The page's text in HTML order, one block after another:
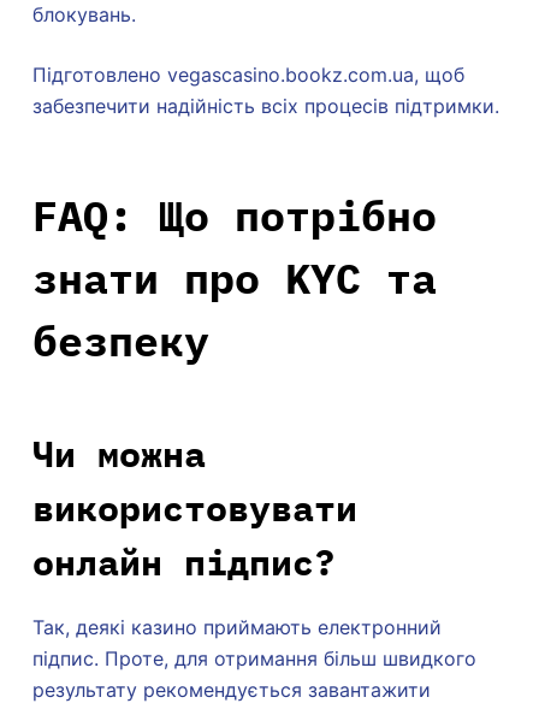
блокувань.
Підготовлено vegascasino.bookz.com.ua, щоб
забезпечити надійність всіх процесів підтримки.
FAQ: Що потрібно
знати про KYC та
безпеку
Чи можна
використовувати
онлайн підпис?
Так, деякі казино приймають електронний
підпис. Проте, для отримання більш швидкого
результату рекомендується завантажити